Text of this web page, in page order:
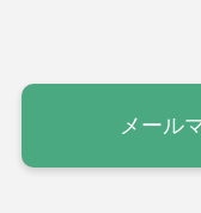
メール